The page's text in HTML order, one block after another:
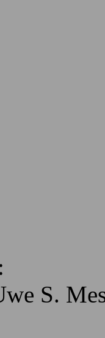
S.